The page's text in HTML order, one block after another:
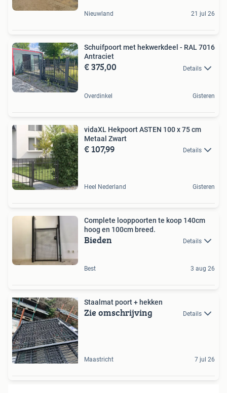
Nieuwland 21 jul 26
Schuifpoort met hekwerkdeel - RAL 7016
Antraciet
€ 375,00 Details
Overdinkel Gisteren
vidaXL Hekpoort ASTEN 100 x 75 cm
Metaal Zwart
€ 107,99 Details
Heel Nederland Gisteren
Complete looppoorten te koop 140cm
hoog en 100cm breed.
Bieden Details
Best 3 aug 26
Staalmat poort + hekken
Zie omschrijving Details
Maastricht 7 jul 26